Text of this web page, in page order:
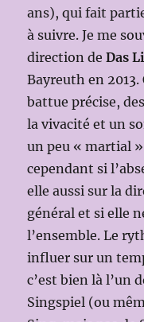
ans), qui fait
à suivre. Je me
direction deDas
Bayreuth en
battue précise,
la vivacité et un
un peu « martial
cependant si
elle aussi sur la
général et si elle
l’ensemble. Le
influer sur un
c’est bien là l’un
Singspiel (ou